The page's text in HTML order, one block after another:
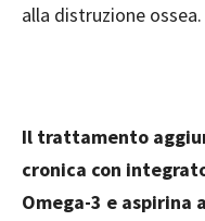
alla distruzione ossea.
Il trattamento
cronica con
Omega-3 e aspirina